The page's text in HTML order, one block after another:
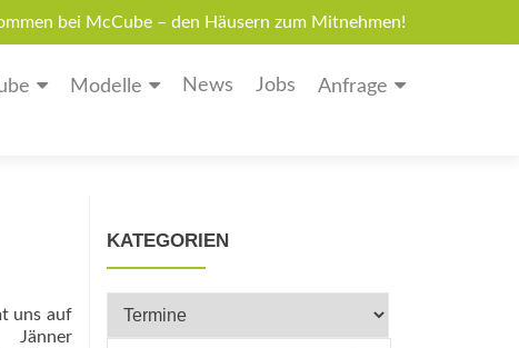
bei McCube – den Häusern zum Mitnehmen!
Modelle News Jobs Anfrage
uns auf
KATEGORIEN
Kategorien